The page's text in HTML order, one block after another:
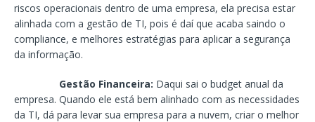
riscos operacionais dentro de uma empresa, ela precisa estar
alinhada com a gestão de TI, pois é daí que acaba saindo o
compliance, e melhores estratégias para aplicar a segurança
da informação.
Gestão Financeira: Daqui sai o budget anual da
empresa. Quando ele está bem alinhado com as necessidades
da TI, dá para levar sua empresa para a nuvem, criar o melhor